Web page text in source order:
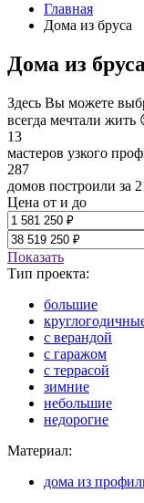
Главная
Дома из бруса
Дома из бруса
Здесь Вы можете
всегда мечтали жить
13
мастеров узкого
287
домов построили за
Цена от и до
Показать
Тип проекта:
большие
с верандой
с гаражом
с террасой
зимние
небольшие
недорогие
Материал:
дома из